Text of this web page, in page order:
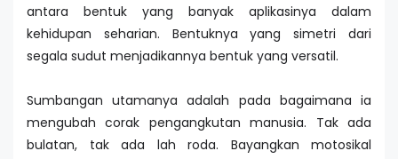
antara bentuk yang banyak aplikasinya dalam
kehidupan seharian. Bentuknya yang simetri dari
segala sudut menjadikannya bentuk yang versatil.
Sumbangan utamanya adalah pada bagaimana ia
mengubah corak pengangkutan manusia. Tak ada
bulatan, tak ada lah roda. Bayangkan motosikal